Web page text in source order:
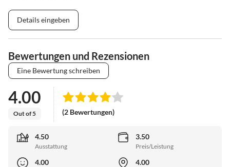
Details eingeben
Bewertungen und Rezensionen
Eine Bewertung schreiben
4.00
Out of 5 (2 Bewertungen)
4.50
Ausstattung
3.50
Preis/Leistung
4.00 4.00